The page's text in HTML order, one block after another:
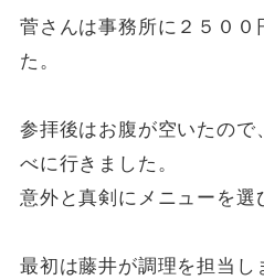
菅さんは事務所に２５００
た。
参拝後はお腹が空いたので
べに行きました。
意外と真剣にメニューを選
最初は藤井が調理を担当し